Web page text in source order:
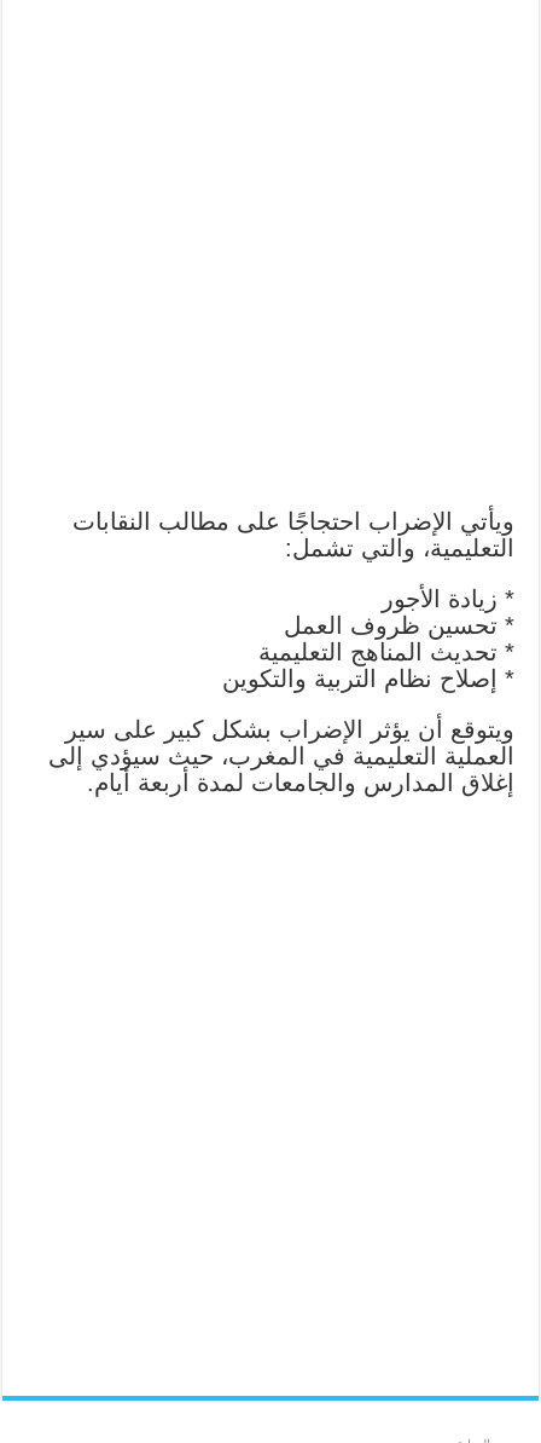
ويأتي الإضراب احتجاجًا على مطالب النقابات
التعليمية، والتي تشمل:
* زيادة الأجور
* تحسين ظروف العمل
* تحديث المناهج التعليمية
* إصلاح نظام التربية والتكوين
ويتوقع أن يؤثر الإضراب بشكل كبير على سير
العملية التعليمية في المغرب، حيث سيؤدي إلى
إغلاق المدارس والجامعات لمدة أربعة أيام.